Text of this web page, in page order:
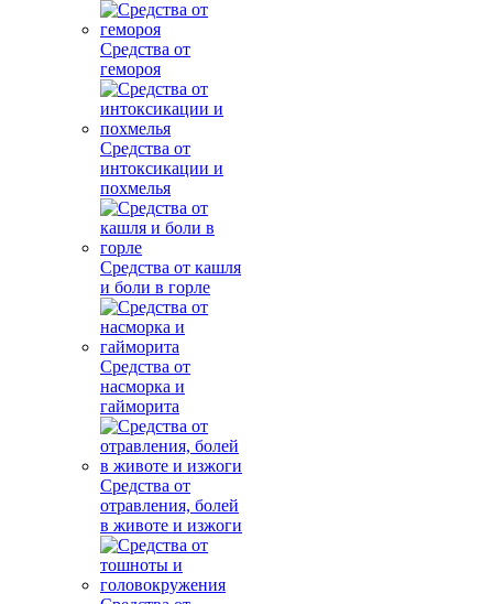
Средства от
гемороя
Средства от
интоксикации и
похмелья
Средства от кашля
и боли в горле
Средства от
насморка и
гайморита
Средства от
отравления, болей
в животе и изжоги